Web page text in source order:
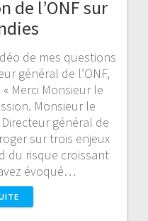
de l’ONF sur
de mes questions
général de l’ONF,
Merci Monsieur le
Monsieur le
général de
sur trois enjeux
du risque croissant
évoqué…